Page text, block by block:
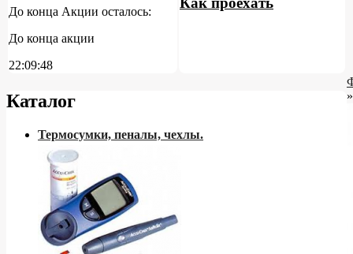
До конца Акции осталось:
До конца акции
22:09:47
Каталог
Термосумки, пеналы, чехлы.
»